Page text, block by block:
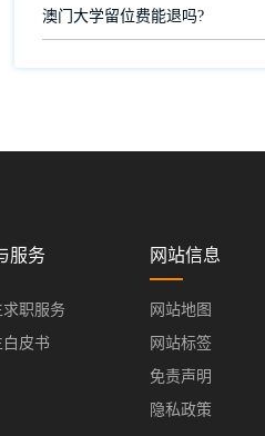
澳门大学留位费能退吗?
服务
求职服务
白皮书
网站信息
网站地图
网站标签
免责声明
隐私政策